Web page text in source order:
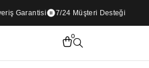
Garantisi 7/24 Müşteri Desteği
0